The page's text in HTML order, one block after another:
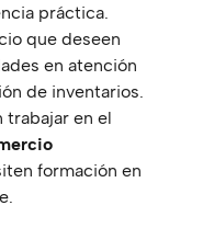
práctica.
que deseen
en atención
de inventarios.
trabajar en el
formación en